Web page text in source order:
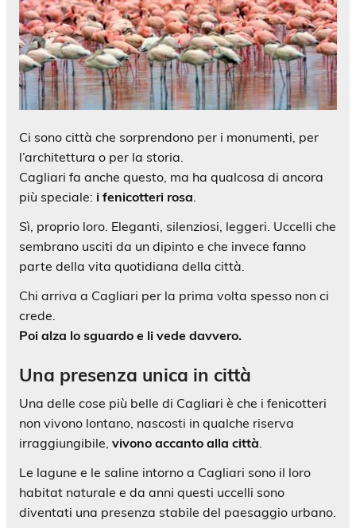
Ci sono città che sorprendono per i monumenti, per
l’architettura o per la storia.
Cagliari fa anche questo, ma ha qualcosa di ancora
più speciale: i fenicotteri rosa
Sì, proprio loro. Eleganti, silenziosi, leggeri. Uccelli che
sembrano usciti da un dipinto e che invece fanno
parte della vita quotidiana della città.
Chi arriva a Cagliari per la prima volta spesso non ci
crede.
Poi alza lo sguardo e li vede davvero.
Una presenza unica in città
Una delle cose più belle di Cagliari è che i fenicotteri
non vivono lontano, nascosti in qualche riserva
irraggiungibile, vivono accanto alla città.
Le lagune e le saline intorno a Cagliari sono il loro
habitat naturale e da anni questi uccelli sono
diventati una presenza stabile del paesaggio urbano.